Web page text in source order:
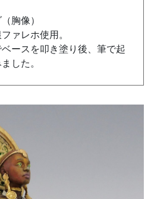
胸像）
ァレホ使用。
ースを叩き塗り後、筆で起
した。